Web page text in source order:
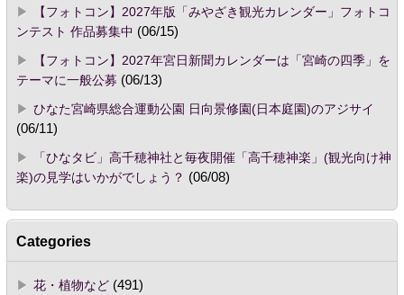
【フォトコン】2027年版「みやざき観光カレンダー」フォトコ
ンテスト 作品募集中 (06/15)
【フォトコン】2027年宮日新聞カレンダーは「宮崎の四季」を
テーマに一般公募 (06/13)
ひなた宮崎県総合運動公園 日向景修園(日本庭園)のアジサイ
(06/11)
「ひなタビ」高千穂神社と毎夜開催「高千穂神楽」(観光向け神
楽)の見学はいかがでしょう？ (06/08)
Categories
花・植物など(491)